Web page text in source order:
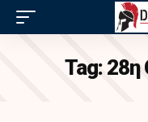
Tag: 28η